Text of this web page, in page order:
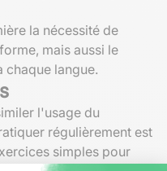
la nécessité de
mais aussi le
langue.
l'usage du
régulièrement est
simples pour